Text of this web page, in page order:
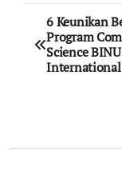
Post
6 Keunikan
Program
Science
International